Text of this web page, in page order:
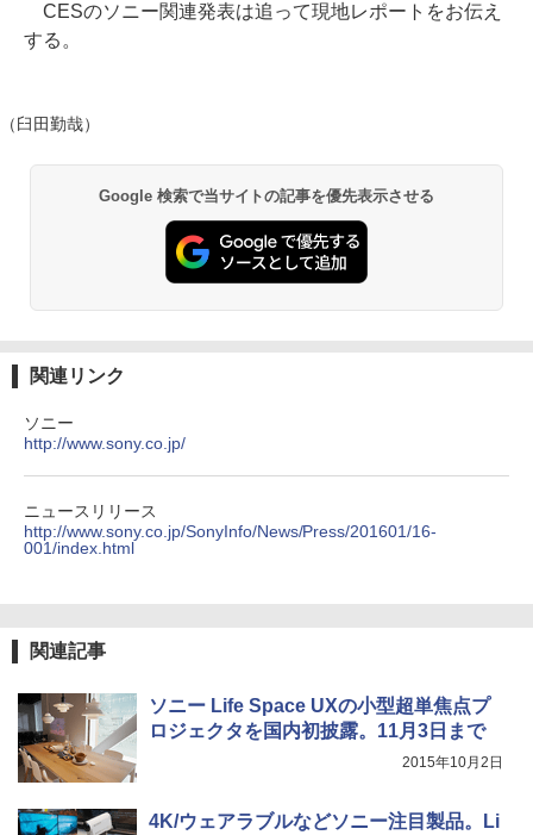
CESのソニー関連発表は追って現地レポートをお伝え
する。
（臼田勤哉）
Google 検索で当サイトの記事を優先表示させる
関連リンク
ソニー
http://www.sony.co.jp/
ニュースリリース
http://www.sony.co.jp/SonyInfo/News/Press/201601/16-
001/index.html
関連記事
ソニー Life Space UXの小型超単焦点プ
ロジェクタを国内初披露。11月3日まで
2015年10月2日
4K/ウェアラブルなどソニー注目製品。Li